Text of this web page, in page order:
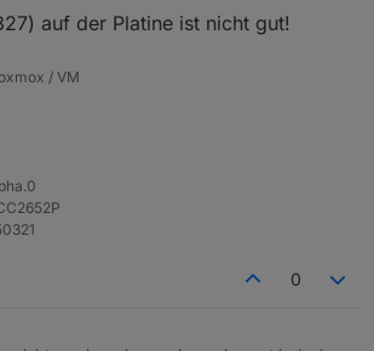
auf der Platine ist nicht gut!
/ VM
0